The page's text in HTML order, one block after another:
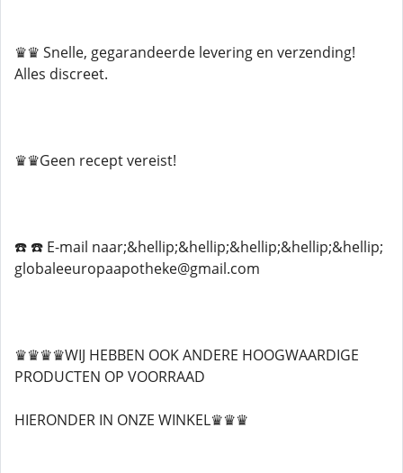
♛♛ Snelle, gegarandeerde levering en verzending!
Alles discreet.
♛♛Geen recept vereist!
☎️ ☎️ E-mail naar;&hellip;&hellip;&hellip;&hellip;&hellip;
globaleeuropaapotheke@gmail.com
♛♛♛♛WIJ HEBBEN OOK ANDERE HOOGWAARDIGE
PRODUCTEN OP VOORRAAD
HIERONDER IN ONZE WINKEL♛♛♛